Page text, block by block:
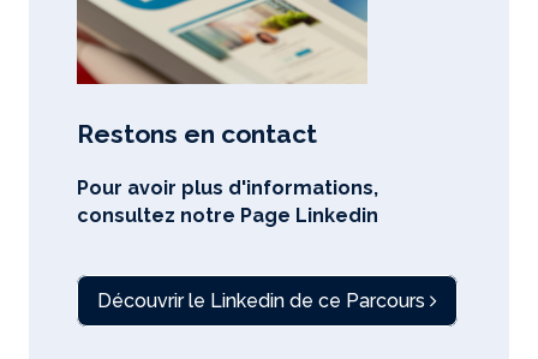
Restons en contact
Pour avoir plus d'informations,
consultez notre Page Linkedin
Découvrir le Linkedin de ce Parcours